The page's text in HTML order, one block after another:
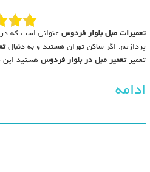
تعمیرات مبل بلوار فردوسعنوانی است که
پردازیم. اگر ساکن تهران هستید و به دنبال
تعمیر تعمیر مبل در بلوار فردوسهستید این
ادامه